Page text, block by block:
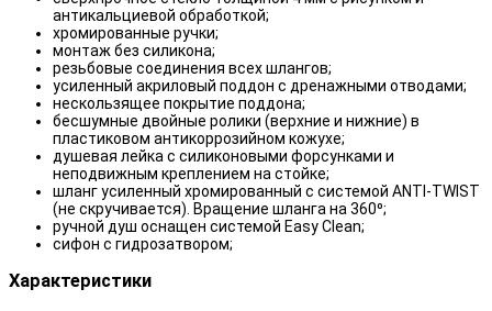
антикальциевой обработкой;
хромированные ручки;
монтаж без силикона;
резьбовые соединения всех шлангов;
усиленный акриловый поддон с дренажными отводами;
нескользящее покрытие поддона;
бесшумные двойные ролики (верхние и нижние) в
пластиковом антикоррозийном кожухе;
душевая лейка с силиконовыми форсунками и
неподвижным креплением на стойке;
шланг усиленный хромированный с системой ANTI-TWIST
(не скручивается). Вращение шланга на 360⁰;
ручной душ оснащен системой Easy Clean;
сифон с гидрозатвором;
Характеристики